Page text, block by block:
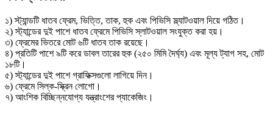
১) স্ট্যান্ডটি ধাতব ফ্রেম, ভিত্তি, তাক, হুক এবং পিভিসি স্ল্যাটওয়াল দিয়ে গঠিত।
২) স্ট্যান্ডের দুই পাশে ধাতব ফ্রেমে পিভিসি স্লাটওয়াল সংযুক্ত করা হয়।
৩) ফ্রেমের ভিতরে মোট ৬টি ধাতব তাক রয়েছে।
৪) প্রতিটি পাশে ৯টি করে ডাবল তারের হুক (২৫০ মিমি দৈর্ঘ্য) এবং মূল্য ট্যাগ সহ, মোট
১৮টি।
৫) স্ট্যান্ডের দুই পাশে গ্রাফিক্সগুলো লাগিয়ে দিন।
৬) ফ্রেমে সিল্ক-স্ক্রিন লোগো।
৭) আংশিক বিচ্ছিন্নযোগ্য যন্ত্রাংশের প্যাকেজিং।